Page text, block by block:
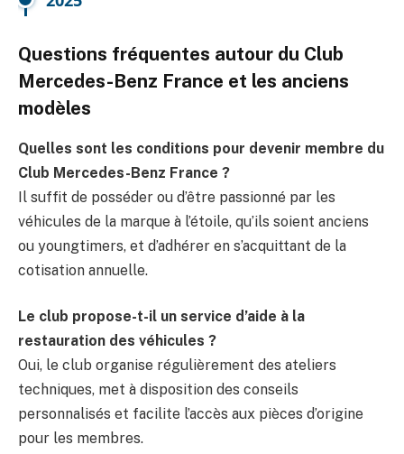
Questions fréquentes autour du Club
Mercedes-Benz France et les anciens
modèles
Quelles sont les conditions pour devenir membre du
Club Mercedes-Benz France ?
Il suffit de posséder ou d’être passionné par les
véhicules de la marque à l’étoile, qu’ils soient anciens
ou youngtimers, et d’adhérer en s’acquittant de la
cotisation annuelle.
Le club propose-t-il un service d’aide à la
restauration des véhicules ?
Oui, le club organise régulièrement des ateliers
techniques, met à disposition des conseils
personnalisés et facilite l’accès aux pièces d’origine
pour les membres.